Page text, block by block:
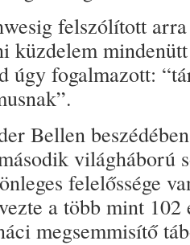
felszólított
küzdelem
úgy fogalmazott:
Bellen
világháború
felelőssége
a több mint 102
megsemmisítő